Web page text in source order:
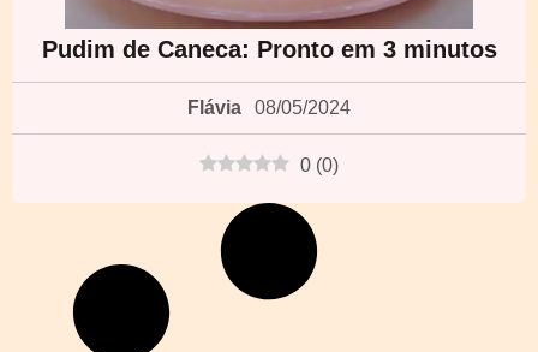
Pudim de Caneca: Pronto em 3 minutos
Flávia 08/05/2024
0 (0)